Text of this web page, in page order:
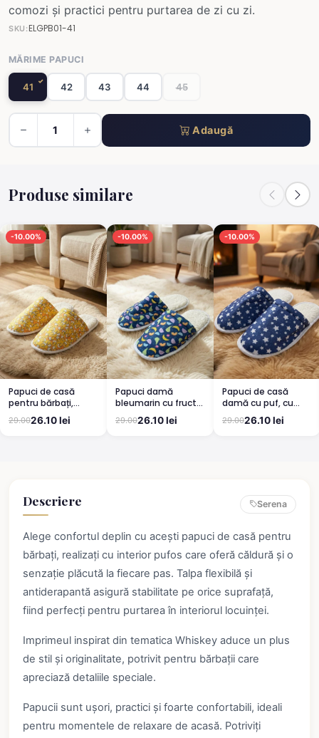
comozi și practici pentru purtarea de zi cu zi.
SKU:ELGPB01-41
MĂRIME PAPUCI
41 42 43 44 45
Adaugă
Produse similare
-10.00%
Papuci de casă
pentru bărbați,
galbeni, cu
imprimeu halbă de
29.0026.10 lei
-10.00%
Papuci damă
bleumarin cu fructe
29.0026.10 lei
-10.00%
Papuci de casă
damă cu puf, cu
imprimeu steluțe –
comozi și călduroși
29.0026.10 lei
Descriere Serena
Alege confortul deplin cu acești papuci de casă pentru
bărbați, realizați cu interior pufos care oferă căldură și o
senzație plăcută la fiecare pas. Talpa flexibilă și
antiderapantă asigură stabilitate pe orice suprafață,
fiind perfecți pentru purtarea în interiorul locuinței.
Imprimeul inspirat din tematica Whiskey aduce un plus
de stil și originalitate, potrivit pentru bărbații care
apreciază detaliile speciale.
Papucii sunt ușori, practici și foarte confortabili, ideali
pentru momentele de relaxare de acasă. Potriviți